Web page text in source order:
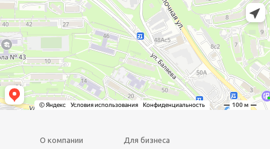
О компании
Для бизнеса